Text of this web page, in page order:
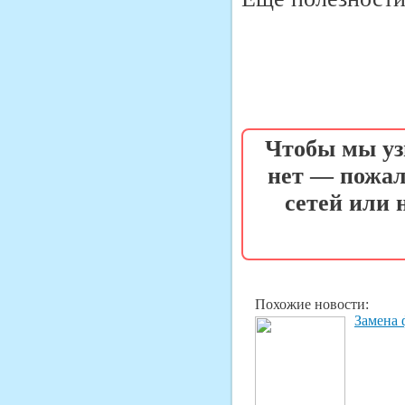
Чтобы мы
нет —
сетей или
Похожие новости:
Замена